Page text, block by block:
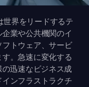
界をリードするテ
業や公共機関のイ
トウェア、サービ
。急速に変化する
迅速なビジネス成
ンフラストラクチ